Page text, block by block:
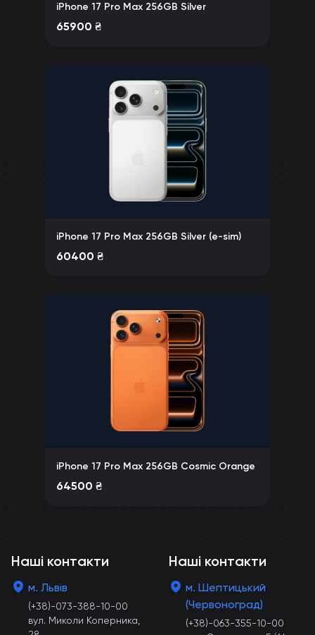
iPhone 17 Pro Max 256GB Silver
65900 ₴
iPhone 17 Pro Max 256GB Silver (e-sim)
60400 ₴
iPhone 17 Pro Max 256GB Cosmic Orange
64500 ₴
Наші контакти
м. Львів
(+38)-073-388-10-00
вул. Миколи Коперника,
Наші контакти
м. Шептицький
(Червоноград)
(+38)-063-355-10-00